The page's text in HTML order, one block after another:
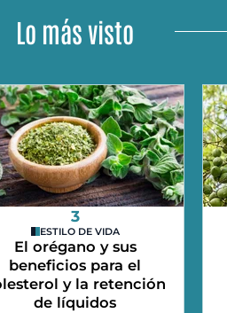
Lo más visto
3
ESTILO DE VIDA
El orégano y sus
beneficios para el
y la retención
de líquidos